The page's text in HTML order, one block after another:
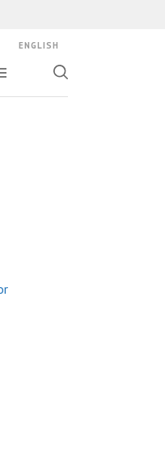
Alternar navegación
Alternar
ENGLISH